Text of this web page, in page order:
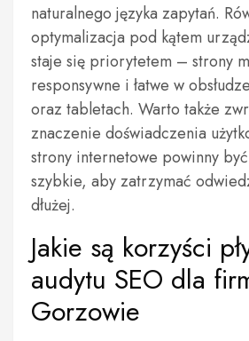
naturalnego języka zapytań.
optymalizacja pod kątem
staje się priorytetem – strony
responsywne i łatwe w
oraz tabletach. Warto także
znaczenie doświadczenia
strony internetowe powinny
szybkie, aby zatrzymać
dłużej.
Jakie są korzyści
audytu SEO dla
Gorzowie